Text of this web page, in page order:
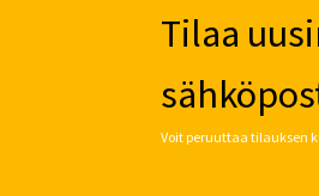
Tilaa
Voit peruuttaa tilauksen